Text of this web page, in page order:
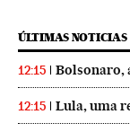
ÚLTIMAS NOTICIAS
12:15 Bolsonaro,
12:15 Lula, uma